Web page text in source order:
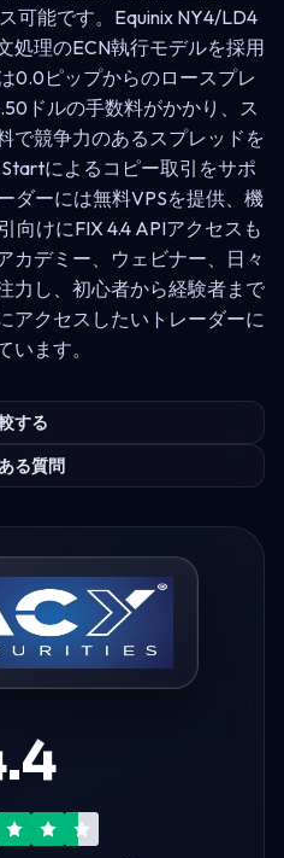
可能です。Equinix NY4/LD4
処理のECN執行モデルを採用
0.0ピップからのロースプレ
ドルの手数料がかかり、ス
で競争力のあるスプレッドを
によるコピー取引をサポ
ダーには無料VPSを提供、機
向けにFIX 4.4 APIアクセスも
カデミー、ウェビナー、日々
力し、初心者から経験者まで
アクセスしたいトレーダーに
います。
する
る質問